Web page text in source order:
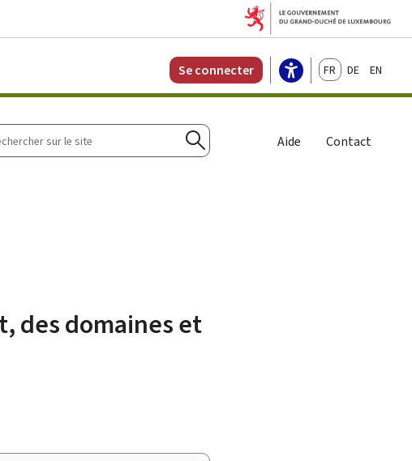
Se connecter FrançaisDeutschEnglish
Rechercher
Aide Contact
des domaines et